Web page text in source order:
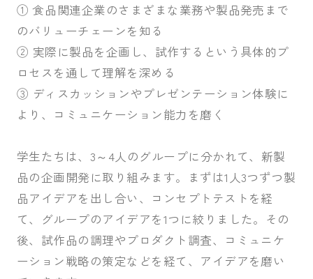
① 食品関連企業のさまざまな業務や製品発売まで
のバリューチェーンを知る
② 実際に製品を企画し、試作するという具体的プ
ロセスを通して理解を深める
③ ディスカッションやプレゼンテーション体験に
より、コミュニケーション能力を磨く
学生たちは、3～4人のグループに分かれて、新製
品の企画開発に取り組みます。まずは1人3つずつ製
品アイデアを出し合い、コンセプトテストを経
て、グループのアイデアを1つに絞りました。その
後、試作品の調理やプロダクト調査、コミュニケ
ーション戦略の策定などを経て、アイデアを磨い